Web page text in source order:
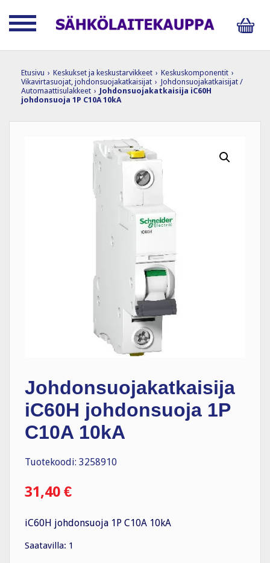
Etusivu › Keskukset ja keskustarvikkeet › Keskuskomponentit ›
Vikavirtasuojat, johdonsuojakatkaisijat › Johdonsuojakatkaisijat /
Automaattisulakkeet › Johdonsuojakatkaisija iC60H
johdonsuoja 1P C10A 10kA
Johdonsuojakatkaisija
iC60H johdonsuoja 1P
C10A 10kA
Tuotekoodi: 3258910
31,40 €
iC60H johdonsuoja 1P C10A 10kA
Saatavilla: 1